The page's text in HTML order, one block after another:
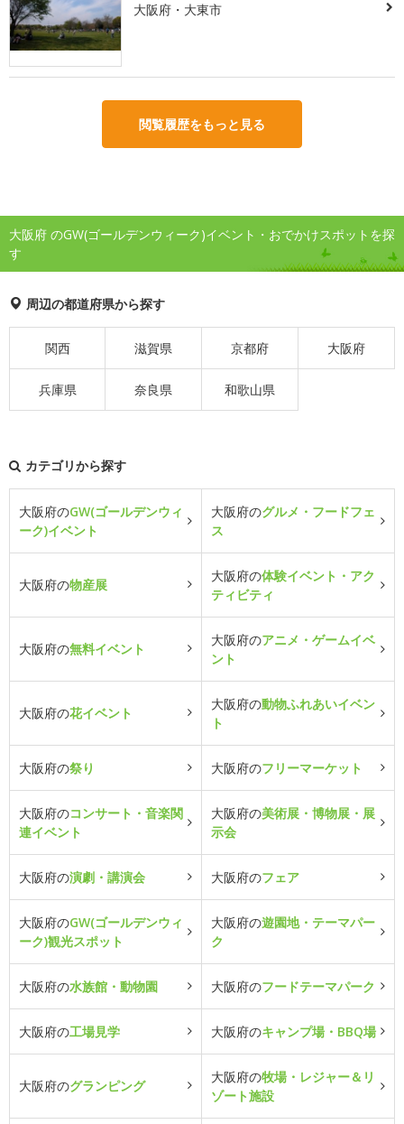
大阪府・大東市
閲覧履歴をもっと見る
大阪府 のGW(ゴールデンウィーク)イベント・おでかけスポットを探
す
周辺の都道府県から探す
関西 滋賀県 京都府 大阪府
兵庫県 奈良県 和歌山県
カテゴリから探す
大阪府のGW(ゴールデンウィ
ーク)イベント
大阪府のグルメ・フードフェ
ス
大阪府の物産展
大阪府の体験イベント・アク
ティビティ
大阪府の無料イベント
大阪府のアニメ・ゲームイベ
ント
大阪府の花イベント
大阪府の動物ふれあいイベン
ト
大阪府の祭り 大阪府のフリーマーケット
大阪府のコンサート・音楽関
連イベント
大阪府の美術展・博物展・展
示会
大阪府の演劇・講演会 大阪府のフェア
大阪府のGW(ゴールデンウィ
ーク)観光スポット
大阪府の遊園地・テーマパー
ク
大阪府の水族館・動物園 大阪府のフードテーマパーク
大阪府の工場見学 大阪府のキャンプ場・BBQ場
大阪府のグランピング
大阪府の牧場・レジャー＆リ
ゾート施設